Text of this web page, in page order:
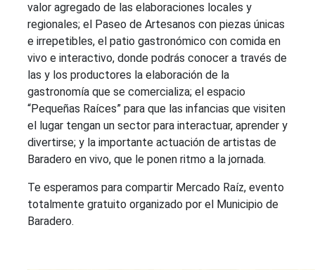
valor agregado de las elaboraciones locales y
regionales; el Paseo de Artesanos con piezas únicas
e irrepetibles, el patio gastronómico con comida en
vivo e interactivo, donde podrás conocer a través de
las y los productores la elaboración de la
gastronomía que se comercializa; el espacio
“Pequeñas Raíces” para que las infancias que visiten
el lugar tengan un sector para interactuar, aprender y
divertirse; y la importante actuación de artistas de
Baradero en vivo, que le ponen ritmo a la jornada.
Te esperamos para compartir Mercado Raíz, evento
totalmente gratuito organizado por el Municipio de
Baradero.